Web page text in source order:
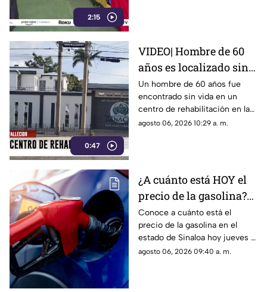
2:15
0:47
VIDEO| Hombre de 60
años es localizado sin
vida en centro de
rehabilitación
Un hombre de 60 años fue
encontrado sin vida en un
centro de rehabilitación en la
ciudad de Los Mochis
agosto 06, 2026 10:29 a. m.
¿A cuánto está HOY el
precio de la gasolina?
Aquí te decimos su
costo por litro en
Sinaloa
Conoce a cuánto está el
precio de la gasolina en el
estado de Sinaloa hoy jueves 6
de agosto de 2026
agosto 06, 2026 09:40 a. m.